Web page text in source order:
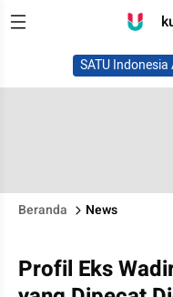
SATU
Beranda News
Profil Eks